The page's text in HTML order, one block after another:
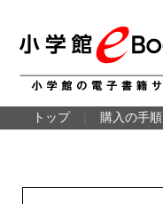
トップ 購入の手順